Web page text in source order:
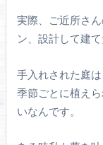
実際、ご近所さ
ン、設計して建
手入れされた庭は
季節ごとに植え
いなんです。